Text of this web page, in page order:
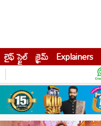
లైఫ్ స్టైల్ క్రైమ్ Explainers